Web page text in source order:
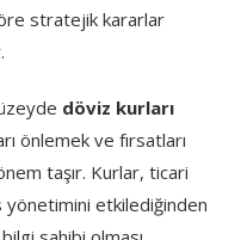
stratejik kararlar
döviz kurları
önlemek ve fırsatları
taşır. Kurlar, ticari
yönetimini etkilediğinden